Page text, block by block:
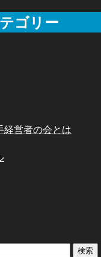
ゴリー
経営者の会とは